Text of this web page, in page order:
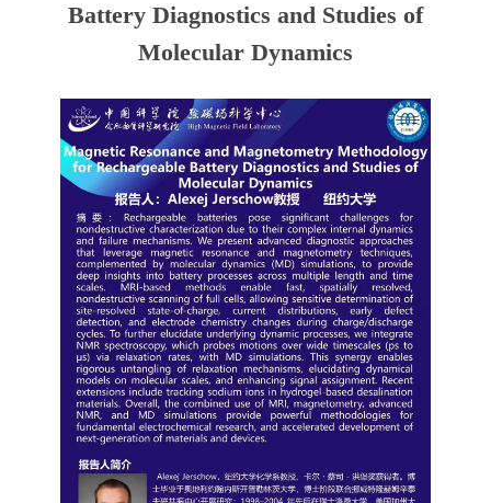
Battery Diagnostics and Studies of
Molecular Dynamics